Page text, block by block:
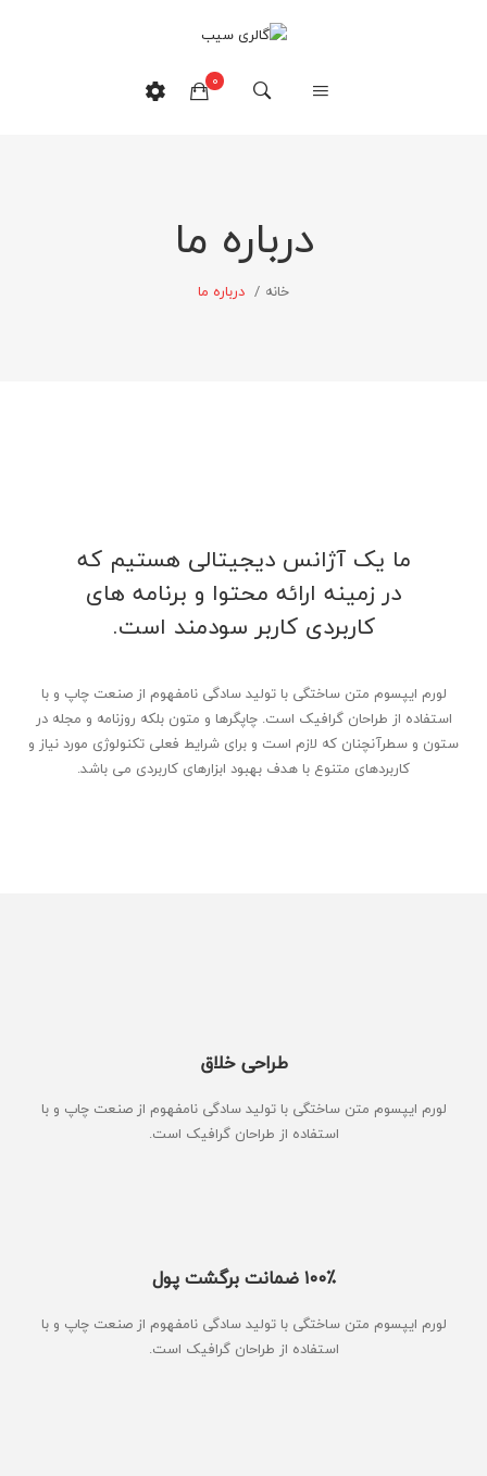
0
درباره ما
خانه / درباره ما
ما یک آژانس دیجیتالی هستیم که
در زمینه ارائه محتوا و برنامه های
کاربردی کاربر سودمند است.
لورم ایپسوم متن ساختگی با تولید سادگی نامفهوم از صنعت چاپ و با
استفاده از طراحان گرافیک است. چاپگرها و متون بلکه روزنامه و مجله در
ستون و سطرآنچنان که لازم است و برای شرایط فعلی تکنولوژی مورد نیاز و
کاربردهای متنوع با هدف بهبود ابزارهای کاربردی می باشد.
طراحی خلاق
لورم ایپسوم متن ساختگی با تولید سادگی نامفهوم از صنعت چاپ و با
استفاده از طراحان گرافیک است.
۱۰۰٪ ضمانت برگشت پول
لورم ایپسوم متن ساختگی با تولید سادگی نامفهوم از صنعت چاپ و با
استفاده از طراحان گرافیک است.